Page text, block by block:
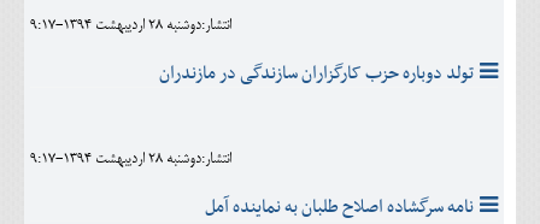
انتشار:دوشنبه 28 ارديبهشت 1394-9:17
تولد دوباره حزب کارگزاران سازندگی در مازندران
انتشار:دوشنبه 28 ارديبهشت 1394-9:17
نامه سرگشاده اصلاح طلبان به نماینده آمل